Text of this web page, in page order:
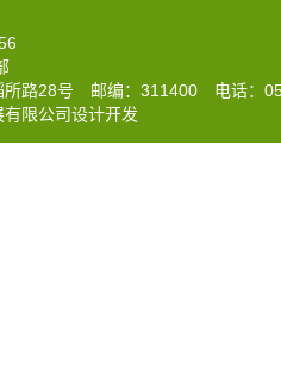
所路28号 邮编：311400 电话：
限公司设计开发